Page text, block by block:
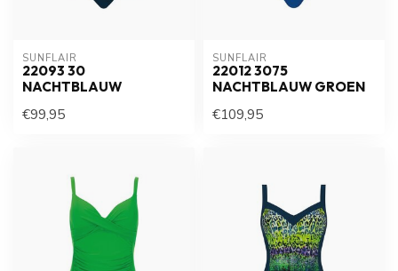
SUNFLAIR
22093 30
NACHTBLAUW
€99,95
SUNFLAIR
22012 3075
NACHTBLAUW GROEN
€109,95